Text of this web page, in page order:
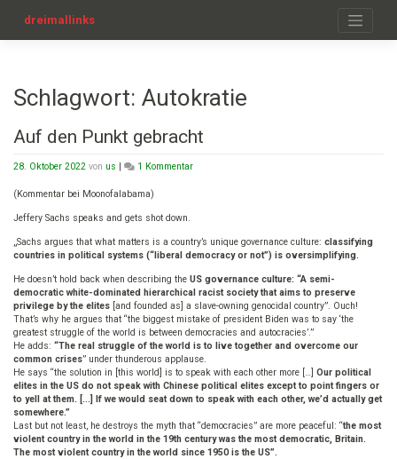
dreimallinks
Schlagwort: Autokratie
Auf den Punkt gebracht
28. Oktober 2022 von us 1 Kommentarzu
(Kommentar bei Moonofalabama)
Jeffery Sachs speaks and gets shot down.
„Sachs argues that what matters is a country’s unique governance culture: classifying
countries in political systems (“liberal democracy or not”) is oversimplifying.
He doesn’t hold back when describing the US governance culture: “A semi-
democratic white-dominated hierarchical racist society that aims to preserve
privilege by the elites [and founded as] a slave-owning genocidal country”. Ouch!
That’s why he argues that “the biggest mistake of president Biden was to say ‘the
greatest struggle of the world is between democracies and autocracies’.”
He adds: “The real struggle of the world is to live together and overcome our
common crises” under thunderous applause.
He says “the solution in [this world] is to speak with each other more […] Our political
elites in the US do not speak with Chinese political elites except to point fingers or
to yell at them. […] If we would seat down to speak with each other, we’d actually get
somewhere.”
Last but not least, he destroys the myth that “democracies” are more peaceful: “the most
violent country in the world in the 19th century was the most democratic, Britain.
The most violent country in the world since 1950 is the US”.